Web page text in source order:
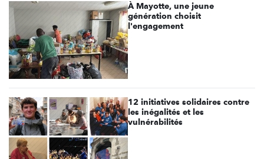
À Mayotte, une jeune
génération choisit
l'engagement
12 initiatives solidaires contre
les inégalités et les
vulnérabilités